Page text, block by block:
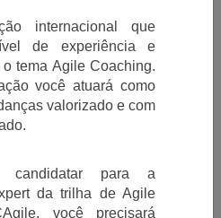
internacional que
de experiência e
tema Agile Coaching.
você atuará como
valorizado e com
para a
da trilha de Agile
você precisará